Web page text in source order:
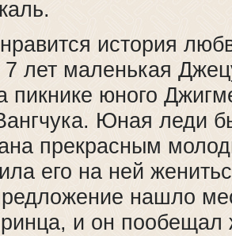
история
лет маленькая
пикнике юного
Юная леди
прекрасным
его на ней
нашло
и он пообещал